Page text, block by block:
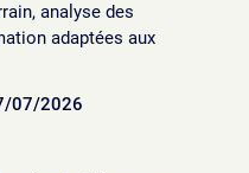
analyse des
adaptées aux
07/2026